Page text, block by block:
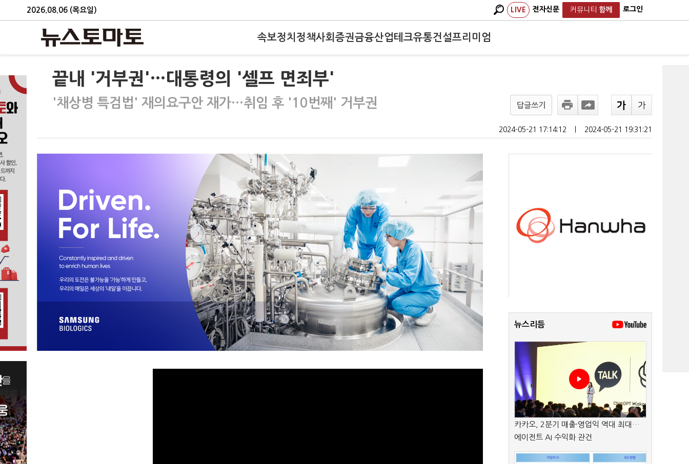
2026.08.06 (목요일) LIVE 전자신문 커뮤니티 함께 로그인
속보정치 정책사회 증권금융산업테크유통건설프리미엄
끝내 '거부권'…대통령의 '셀프 면죄부'
'채상병 특검법' 재의요구안 재가…취임 후 '10번째' 거부권 답글쓰기
2024-05-21 17:14:12 2024-05-21 19:31:21
뉴스리듬
카카오, 2분기 매출·영업익 역대 최대…
에이전트 AI 수익화 관건